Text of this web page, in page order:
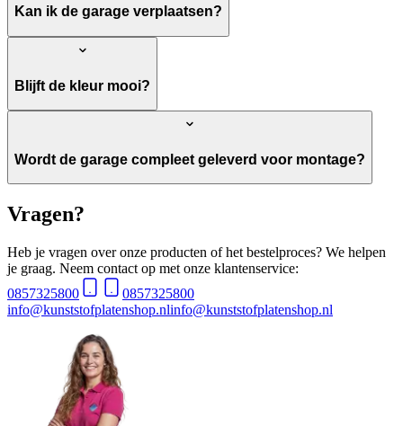
Kan ik de garage verplaatsen?
Blijft de kleur mooi?
Wordt de garage compleet geleverd voor montage?
Vragen?
Heb je vragen over onze producten of het bestelproces? We helpen
je graag. Neem contact op met onze klantenservice:
0857325800
0857325800
info@kunststofplatenshop.nlinfo@kunststofplatenshop.nl